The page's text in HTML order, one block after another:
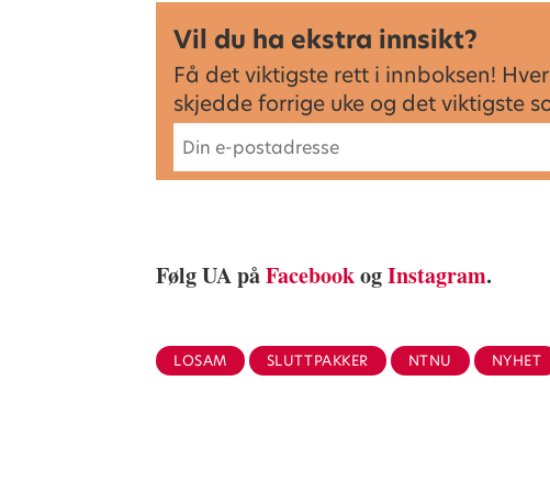
Vil du ha ekstra innsikt?
Få det viktigste rett i innboksen!
skjedde forrige uke og det viktigste
Følg UA påFacebookogInstagram.
LOSAM SLUTTPAKKER NTNU NYHET